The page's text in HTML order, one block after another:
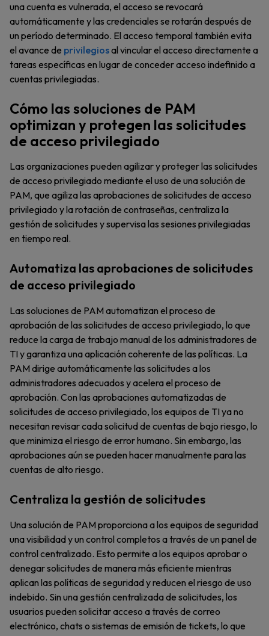
una cuenta es vulnerada, el acceso se revocará
automáticamente y las credenciales se rotarán después de
un período determinado. El acceso temporal también evita
el avance de privilegiosal vincular el acceso directamente a
tareas específicas en lugar de conceder acceso indefinido a
cuentas privilegiadas.
Cómo las soluciones de PAM
optimizan y protegen las solicitudes
de acceso privilegiado
Las organizaciones pueden agilizar y proteger las solicitudes
de acceso privilegiado mediante el uso de una solución de
PAM, que agiliza las aprobaciones de solicitudes de acceso
privilegiado y la rotación de contraseñas, centraliza la
gestión de solicitudes y supervisa las sesiones privilegiadas
en tiempo real.
Automatiza las aprobaciones de solicitudes
de acceso privilegiado
Las soluciones de PAM automatizan el proceso de
aprobación de las solicitudes de acceso privilegiado, lo que
reduce la carga de trabajo manual de los administradores de
TI y garantiza una aplicación coherente de las políticas. La
PAM dirige automáticamente las solicitudes a los
administradores adecuados y acelera el proceso de
aprobación. Con las aprobaciones automatizadas de
solicitudes de acceso privilegiado, los equipos de TI ya no
necesitan revisar cada solicitud de cuentas de bajo riesgo, lo
que minimiza el riesgo de error humano. Sin embargo, las
aprobaciones aún se pueden hacer manualmente para las
cuentas de alto riesgo.
Centraliza la gestión de solicitudes
Una solución de PAM proporciona a los equipos de seguridad
una visibilidad y un control completos a través de un panel de
control centralizado. Esto permite a los equipos aprobar o
denegar solicitudes de manera más eficiente mientras
aplican las políticas de seguridad y reducen el riesgo de uso
indebido. Sin una gestión centralizada de solicitudes, los
usuarios pueden solicitar acceso a través de correo
electrónico, chats o sistemas de emisión de tickets, lo que